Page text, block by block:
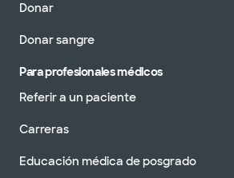
Donar
Donar sangre
Para profesionales médicos
Referir a un paciente
Carreras
Educación médica de posgrado